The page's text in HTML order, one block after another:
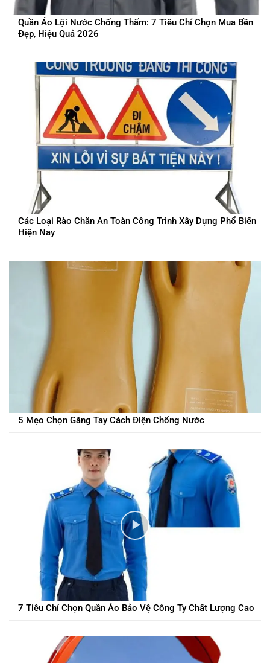
Quần Áo Lội Nước Chống Thấm: 7 Tiêu Chí Chọn Mua Bền
Đẹp, Hiệu Quả 2026
Các Loại Rào Chắn An Toàn Công Trình Xây Dựng Phổ Biến
Hiện Nay
5 Mẹo Chọn Găng Tay Cách Điện Chống Nước
7 Tiêu Chí Chọn Quần Áo Bảo Vệ Công Ty Chất Lượng Cao